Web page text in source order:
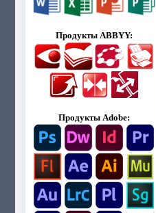
Продукты ABBYY:
Продукты Adobe: